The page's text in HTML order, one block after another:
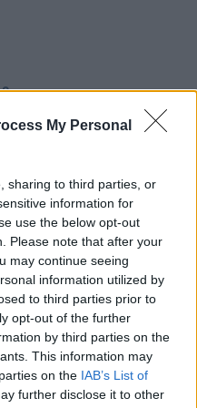
My Personal
sharing to third parties, or
information for
use the below opt-out
Please note that after your
may continue seeing
information utilized by
to third parties prior to
opt-out of the further
by third parties on the
This information may
on the IAB’s List of
further disclose it to other